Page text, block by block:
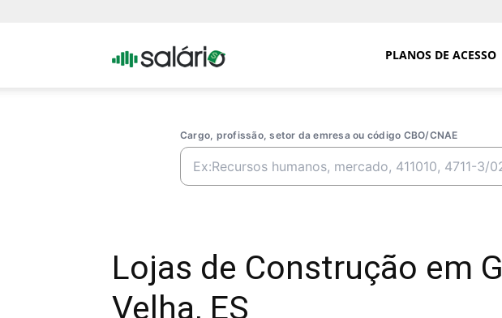
Portal PLANOS DE ACESSO
Cargo, profissão, setor da emresa ou código CBO/CNAE
Lojas de Construção em
Velha, ES